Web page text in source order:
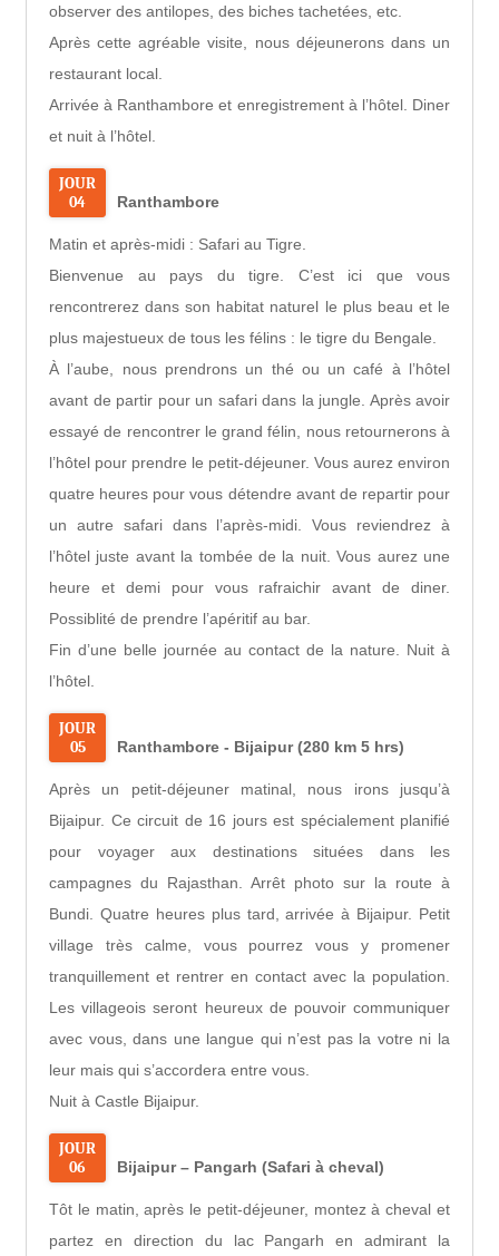
observer des antilopes, des biches tachetées, etc.
Après cette agréable visite, nous déjeunerons dans un
restaurant local.
Arrivée à Ranthambore et enregistrement à l’hôtel. Diner
et nuit à l’hôtel.
JOUR
04
Ranthambore
Matin et après-midi : Safari au Tigre.
Bienvenue au pays du tigre. C’est ici que vous
rencontrerez dans son habitat naturel le plus beau et le
plus majestueux de tous les félins : le tigre du Bengale.
À l’aube, nous prendrons un thé ou un café à l’hôtel
avant de partir pour un safari dans la jungle. Après avoir
essayé de rencontrer le grand félin, nous retournerons à
l’hôtel pour prendre le petit-déjeuner. Vous aurez environ
quatre heures pour vous détendre avant de repartir pour
un autre safari dans l’après-midi. Vous reviendrez à
l’hôtel juste avant la tombée de la nuit. Vous aurez une
heure et demi pour vous rafraichir avant de diner.
Possiblité de prendre l’apéritif au bar.
Fin d’une belle journée au contact de la nature. Nuit à
l’hôtel.
JOUR
05
Ranthambore - Bijaipur (280 km 5 hrs)
Après un petit-déjeuner matinal, nous irons jusqu’à
Bijaipur. Ce circuit de 16 jours est spécialement planifié
pour voyager aux destinations situées dans les
campagnes du Rajasthan. Arrêt photo sur la route à
Bundi. Quatre heures plus tard, arrivée à Bijaipur. Petit
village très calme, vous pourrez vous y promener
tranquillement et rentrer en contact avec la population.
Les villageois seront heureux de pouvoir communiquer
avec vous, dans une langue qui n’est pas la votre ni la
leur mais qui s’accordera entre vous.
Nuit à Castle Bijaipur.
JOUR
06
Bijaipur – Pangarh (Safari à cheval)
Tôt le matin, après le petit-déjeuner, montez à cheval et
partez en direction du lac Pangarh en admirant la